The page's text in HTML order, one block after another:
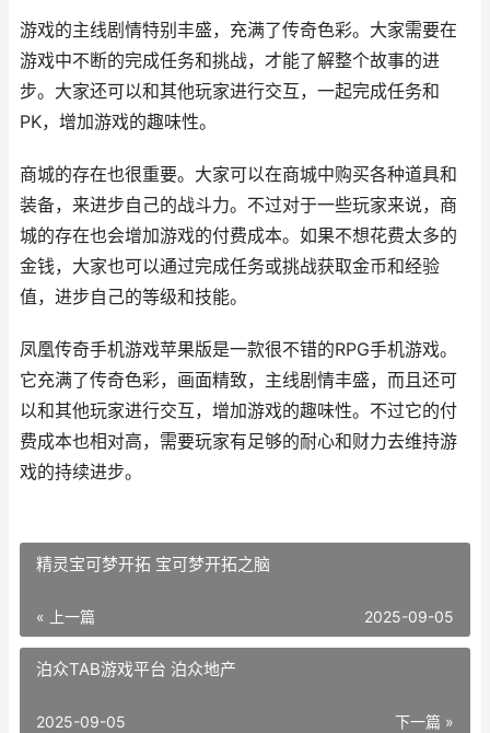
游戏的主线剧情特别丰盛，充满了传奇色彩。大家需要在
游戏中不断的完成任务和挑战，才能了解整个故事的进
步。大家还可以和其他玩家进行交互，一起完成任务和
PK，增加游戏的趣味性。
商城的存在也很重要。大家可以在商城中购买各种道具和
装备，来进步自己的战斗力。不过对于一些玩家来说，商
城的存在也会增加游戏的付费成本。如果不想花费太多的
金钱，大家也可以通过完成任务或挑战获取金币和经验
值，进步自己的等级和技能。
凤凰传奇手机游戏苹果版是一款很不错的RPG手机游戏。
它充满了传奇色彩，画面精致，主线剧情丰盛，而且还可
以和其他玩家进行交互，增加游戏的趣味性。不过它的付
费成本也相对高，需要玩家有足够的耐心和财力去维持游
戏的持续进步。
精灵宝可梦开拓 宝可梦开拓之脑
« 上一篇 2025-09-05
泊众TAB游戏平台 泊众地产
下一篇 »
2025-09-05